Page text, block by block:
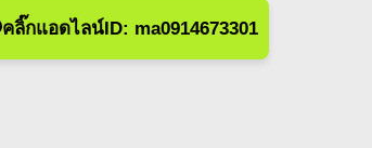
คลิ๊กแอดไลน์ID: ma0914673301